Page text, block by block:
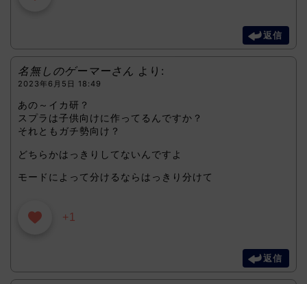
返信
名無しのゲーマーさん より:
2023年6月5日 18:49
あの～イカ研？
スプラは子供向けに作ってるんですか？
それともガチ勢向け？
どちらかはっきりしてないんですよ
モードによって分けるならはっきり分けて
+1
返信